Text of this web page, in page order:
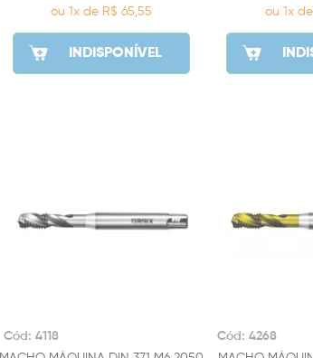
ou 1x de R$ 65,55
INDISPONÍVEL
ou 1x
Cód: 4118
Cód: 4268